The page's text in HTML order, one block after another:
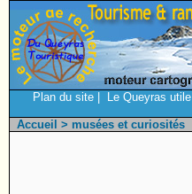
Plan du site Le Queyras utile
Accueil > musées et curiosités